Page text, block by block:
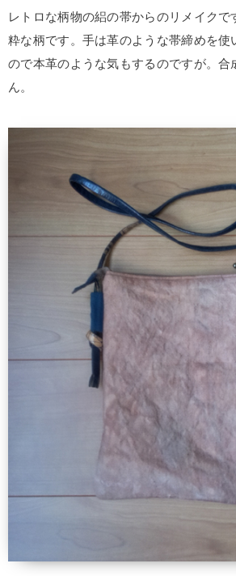
レトロな柄物の絽の帯からのリメイクで
粋な柄です。手は革のような帯締めを使
ので本革のような気もするのですが。合
ん。